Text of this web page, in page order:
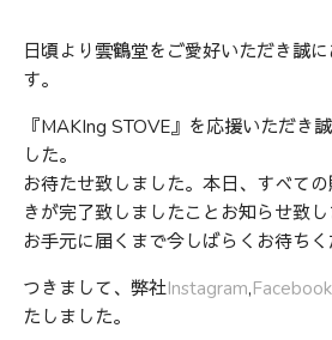
日頃より雲鶴堂をご愛好いただき誠
す。
『MAKIng STOVE』を応援いただき
した。
お待たせ致しました。本日、すべて
きが完了致しましたことお知らせ致し
お手元に届くまで今しばらくお待ちく
つきまして、弊社Instagram,Facebook
たしました。